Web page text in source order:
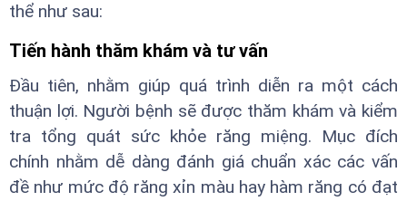
thể như sau:
Tiến hành thăm khám và tư vấn
Đầu tiên, nhằm giúp quá trình diễn ra một cách
thuận lợi. Người bệnh sẽ được thăm khám và kiểm
tra tổng quát sức khỏe răng miệng. Mục đích
chính nhằm dễ dàng đánh giá chuẩn xác các vấn
đề như mức độ răng xỉn màu hay hàm răng có đạt